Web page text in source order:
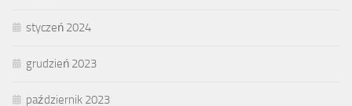
styczeń 2024
grudzień 2023
październik 2023